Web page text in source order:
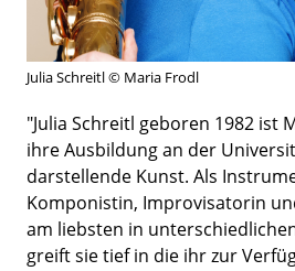
Julia Schreitl © Maria Frodl
"Julia Schreitl geboren 1982 ist
ihre Ausbildung an der
darstellende Kunst. Als
Komponistin, Improvisatorin
am liebsten in
greift sie tief in die ihr zur